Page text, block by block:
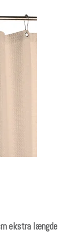
ekstra længde